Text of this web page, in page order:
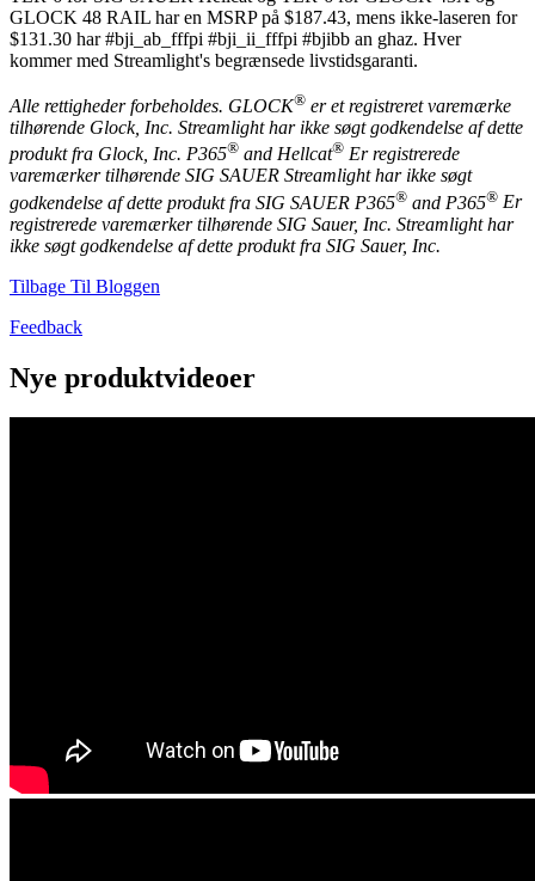
GLOCK 48 RAIL har en MSRP på $187.43, mens ikke-laseren for
$131.30 har #bji_ab_fffpi #bji_ii_fffpi #bjibb an ghaz. Hver
kommer med Streamlight's begrænsede livstidsgaranti.
Alle rettigheder forbeholdes. GLOCK® er et registreret varemærke
tilhørende Glock, Inc. Streamlight har ikke søgt godkendelse af dette
produkt fra Glock, Inc. P365® and Hellcat® Er registrerede
varemærker tilhørende SIG SAUER Streamlight har ikke søgt
godkendelse af dette produkt fra SIG SAUER P365® and P365® Er
registrerede varemærker tilhørende SIG Sauer, Inc. Streamlight har
ikke søgt godkendelse af dette produkt fra SIG Sauer, Inc.
Tilbage Til Bloggen
Feedback
Nye produktvideoer